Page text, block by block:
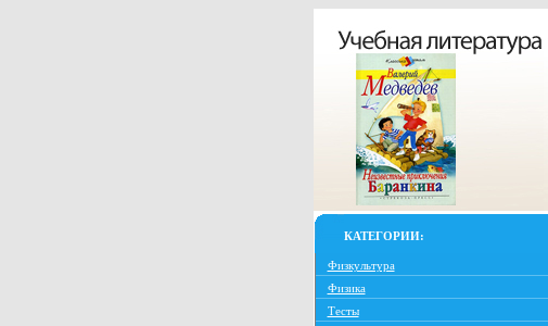
КАТЕГОРИИ:
Физкультура
Физика
Тесты